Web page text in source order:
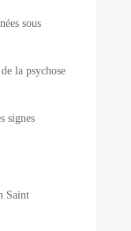
sous
la psychose
signes
Saint